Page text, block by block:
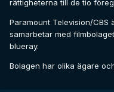
rättigheterna till de tio
Paramount Television/
samarbetar med
blueray.
Bolagen har olika ägare